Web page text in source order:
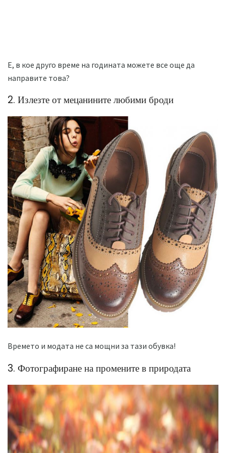
Е, в кое друго време на годината можете все още да
направите това?
2. Излезте от мецанините любими броди
Времето и модата не са мощни за тази обувка!
3. Фотографиране на промените в природата